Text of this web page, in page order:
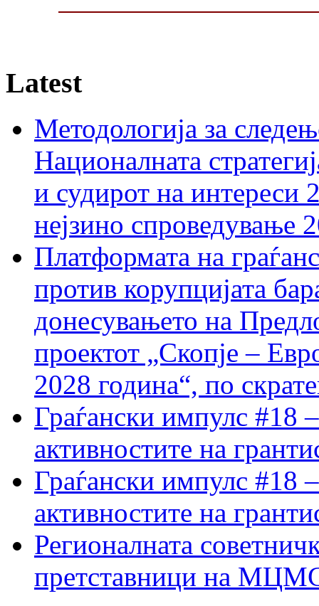
Latest
Методологија за
Националната
и судирот на интереси
нејзино спроведување
Платформата на
против корупцијата
донесувањето на
проектот „Скопје –
2028 година“, по
Граѓански импулс #18
активностите на
Граѓански импулс #18
активностите на
Регионалната
претставници на МЦМС